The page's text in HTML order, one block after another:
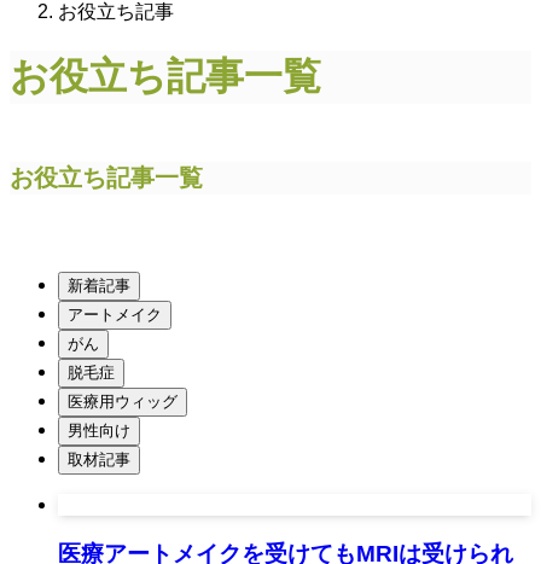
お役立ち記事
お役立ち記事一覧
お役立ち記事一覧
新着記事
アートメイク
がん
脱毛症
医療用ウィッグ
男性向け
取材記事
医療アートメイクを受けてもMRIは受けられ